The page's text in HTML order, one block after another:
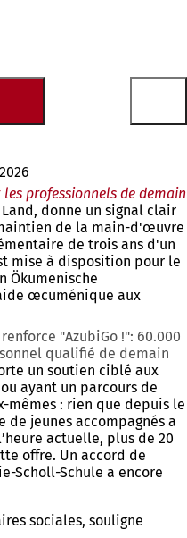
professionnels de demain
donne un signal clair
de la main-d'œuvre
de trois ans d'un
mise à disposition pour le
Ökumenische
œcuménique aux
"AzubiGo !": 60.000
qualifié de demain
un soutien ciblé aux
ayant un parcours de
mêmes : rien que depuis le
de jeunes accompagnés a
actuelle, plus de 20
offre. Un accord de
Scholl-Schule a encore
sociales, souligne